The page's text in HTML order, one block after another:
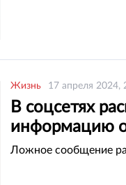
Жизнь 17 апреля 2024,
В соцсетях
информацию
Ложное сообщение